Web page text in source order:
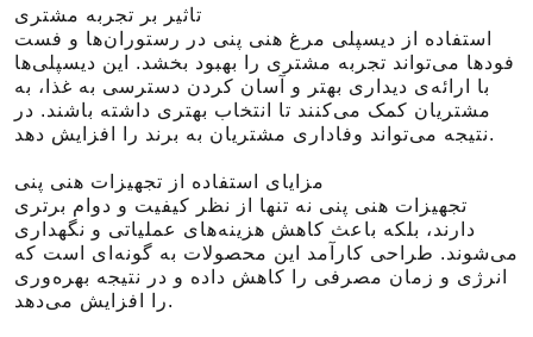
تاثیر بر تجربه مشتری
استفاده از دیسپلی مرغ هنی پنی در رستوران‌ها و فست
فودها می‌تواند تجربه مشتری را بهبود بخشد. این دیسپلی‌ها
با ارائه‌ی دیداری بهتر و آسان کردن دسترسی به غذا، به
مشتریان کمک می‌کنند تا انتخاب بهتری داشته باشند. در
نتیجه می‌تواند وفاداری مشتریان به برند را افزایش دهد.
مزایای استفاده از تجهیزات هنی پنی
تجهیزات هنی پنی نه تنها از نظر کیفیت و دوام برتری
دارند، بلکه باعث کاهش هزینه‌های عملیاتی و نگهداری
می‌شوند. طراحی کارآمد این محصولات به گونه‌ای است که
انرژی و زمان مصرفی را کاهش داده و در نتیجه بهره‌وری
را افزایش می‌دهد.